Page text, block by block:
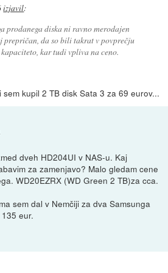
izjavil:
prodanega diska ni ravno merodajen
prepričan, da so bili takrat v povprečju
kar tudi vpliva na ceno.
kupil 2 TB disk Sata 3 za 69 eurov...
dveh HD204UI v NAS-u. Kaj
za zamenjavo? Malo gledam cene
WD20EZRX (WD Green 2 TB)za cca.
sem dal v Nemčiji za dva Samsunga
eur.